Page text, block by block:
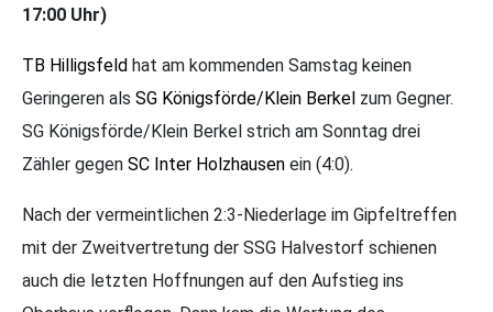
17:00 Uhr)
TB Hilligsfeld hat am kommenden Samstag keinen
Geringeren als SG Königsförde/Klein Berkel zum Gegner.
SG Königsförde/Klein Berkel strich am Sonntag drei
Zähler gegen SC Inter Holzhausen ein (4:0).
Nach der vermeintlichen 2:3-Niederlage im Gipfeltreffen
mit der Zweitvertretung der SSG Halvestorf schienen
auch die letzten Hoffnungen auf den Aufstieg ins